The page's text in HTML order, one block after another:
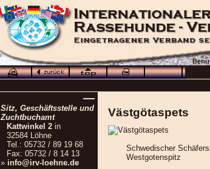
—
Sitz, Geschäftsstelle und
Zuchtbuchamt
Kattwinkel 2 in
32584 Löhne
Tel.: 05732 / 89 19 68
Fax: 05732 / 8 14 13
» info@irv-loehne.de
Västgötaspets
Schwedischer
Westgotenspitz